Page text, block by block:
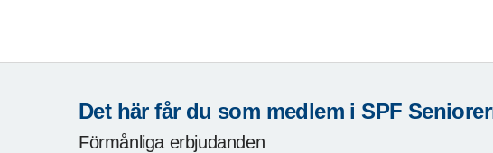
Det här får du som medlem i SPF
Förmånliga erbjudanden